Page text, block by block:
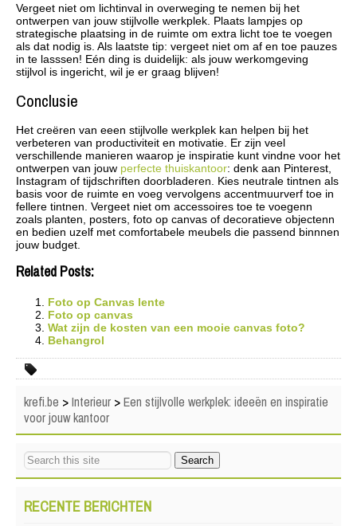
Vergeet niet om lichtinval in overweging te nemen bij het
ontwerpen van jouw stijlvolle werkplek. Plaats lampjes op
strategische plaatsing in de ruimte om extra licht toe te voegen
als dat nodig is. Als laatste tip: vergeet niet om af en toe pauzes
in te lasssen! Eén ding is duidelijk: als jouw werkomgeving
stijlvol is ingericht, wil je er graag blijven!
Conclusie
Het creëren van eeen stijlvolle werkplek kan helpen bij het
verbeteren van productiviteit en motivatie. Er zijn veel
verschillende manieren waarop je inspiratie kunt vindne voor het
ontwerpen van jouw perfecte thuiskantoor: denk aan Pinterest,
Instagram of tijdschriften doorbladeren. Kies neutrale tintnen als
basis voor de ruimte en voeg vervolgens accentmuurverf toe in
fellere tintnen. Vergeet niet om accessoires toe te voegenn
zoals planten, posters, foto op canvas of decoratieve objectenn
en bedien uzelf met comfortabele meubels die passend binnnen
jouw budget.
Related Posts:
Foto op Canvas lente
Foto op canvas
Wat zijn de kosten van een mooie canvas foto?
Behangrol
krefi.be >Interieur >Een stijlvolle werkplek: ideeën en inspiratie
voor jouw kantoor
RECENTE BERICHTEN